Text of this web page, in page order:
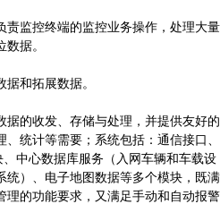
监控终端的监控业务操作，处理大量
据。
和拓展数据。
的收发、存储与处理，并提供友好的
统计等需要；系统包括：通信接口、
中心数据库服务（入网车辆和车载设
）、电子地图数据等多个模块，既满
理的功能要求，又满足手动和自动报警